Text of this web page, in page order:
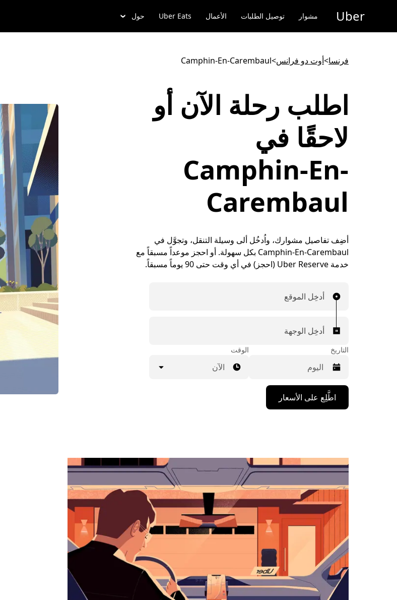
المحتوى
Uber مشوار توصيل الطلبات الأعمال Uber Eats حول
فرنسا>أوت دو فرانس>
Camphin-En-Carembaul
اطلب رحلة الآن أو
لاحقًا في
Camphin-En-
Carembaul
أضِف تفاصيل مشوارك، واُدخُل ألى وسيلة التنقل، وتجوَّل في
Camphin-En-Carembaul بكل سهولة. أو احجز موعداً مسبقاً مع
خدمة Uber Reserve (احجز) في أي وقت حتى 90 يوماً مسبقاً.
أدخِل الموقع
أدخِل الوجهة
التاريخ
اضغط
على
مفتاح
التقويم
واختيار
اضغط
زر
الخروج
التقويم.
الوقت
الآن
اطَّلِع على الأسعار